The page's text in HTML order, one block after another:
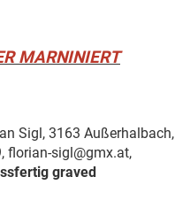
MARNINIERT
Sigl, 3163 Außerhalbach,
florian-sigl@gmx.at,
graved